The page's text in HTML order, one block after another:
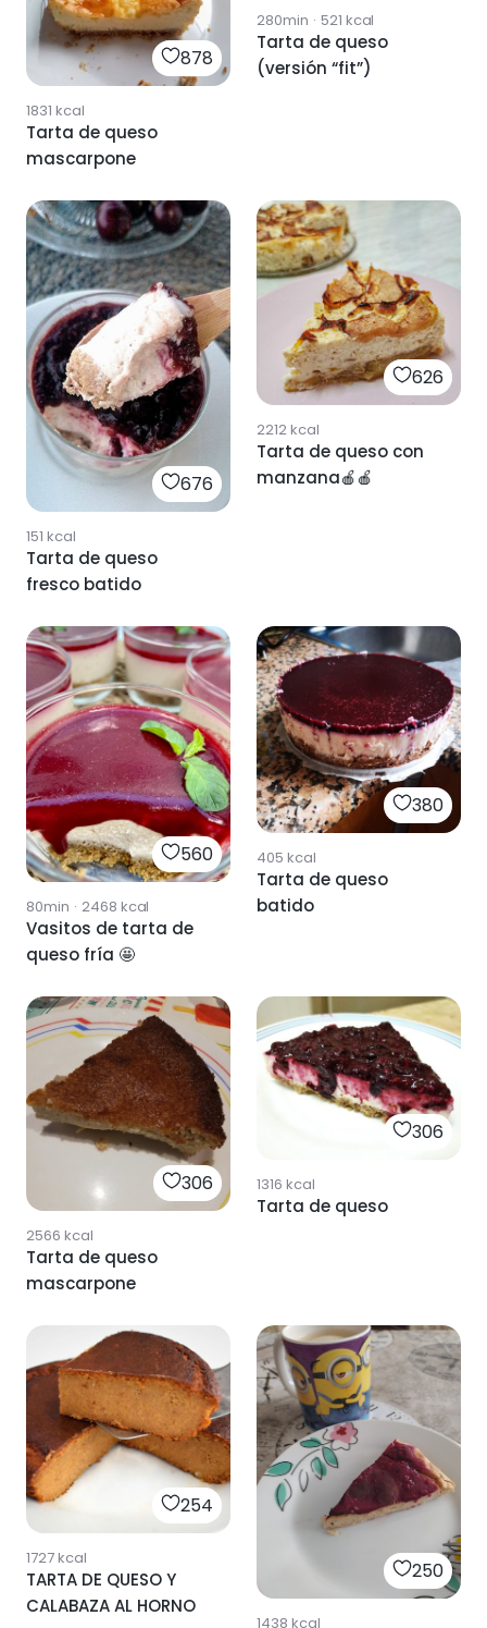
878
1831 kcal
Tarta de queso
mascarpone
280min · 521 kcal
Tarta de queso
(versión “fit”)
676
151 kcal
Tarta de queso
fresco batido
626
2212kcal
Tarta de queso con
manzana🍎🍎
560
80min · 2468 kcal
Vasitos de tarta de
queso fría 🤩
380
405 kcal
Tarta de queso
batido
306
2566 kcal
Tarta de queso
mascarpone
306
1316 kcal
Tarta de queso
254
1727kcal
TARTA DE QUESO Y
CALABAZA AL HORNO
250
1438 kcal